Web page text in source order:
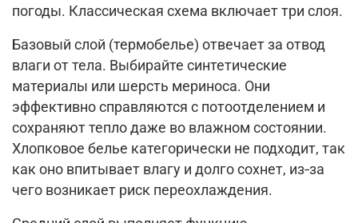
погоды. Классическая схема включает три слоя.
Базовый слой (термобелье) отвечает за отвод
влаги от тела. Выбирайте синтетические
материалы или шерсть мериноса. Они
эффективно справляются с потоотделением и
сохраняют тепло даже во влажном состоянии.
Хлопковое белье категорически не подходит, так
как оно впитывает влагу и долго сохнет, из‑за
чего возникает риск переохлаждения.